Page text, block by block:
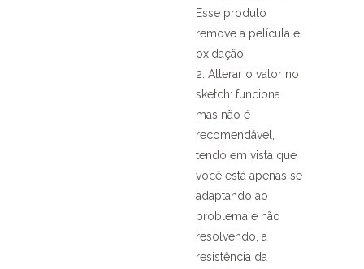
Esse produto
remove a película e
oxidação.
2. Alterar o valor no
sketch: funciona
mas não é
recomendável,
tendo em vista que
você está apenas se
adaptando ao
problema e não
resolvendo, a
resistência da